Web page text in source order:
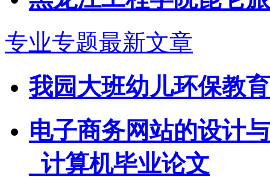
专业专题最新文章
我园大班幼儿环保教
电子商务网站的设计
_计算机毕业论文